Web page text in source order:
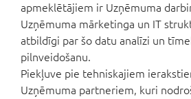
apmeklētājiem ir Uzņēmuma
Uzņēmuma mārketinga un IT
atbildīgi par šo datu analīzi un
pilnveidošanu.
Piekļuve pie tehniskajiem
Uzņēmuma partneriem, kuri